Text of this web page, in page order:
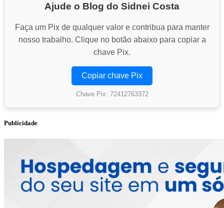
Ajude o Blog do Sidnei Costa
Faça um Pix de qualquer valor e contribua para manter
nosso trabalho. Clique no botão abaixo para copiar a
chave Pix.
Copiar chave Pix
Chave Pix: 72412763372
Publicidade